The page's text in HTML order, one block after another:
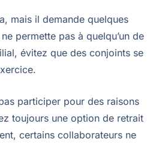
mais il demande quelques
permette pas à quelqu’un de
évitez que des conjoints se
participer pour des raisons
toujours une option de retrait
certains collaborateurs ne